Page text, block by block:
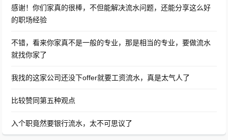
感谢！你们家真的很棒，不但能解决流水问题，还能分享这么好
的职场经验
不错，看来你家真不是一般的专业，那是相当的专业，要做流水
就找你家了
我找的这家公司还没下offer就要工资流水，真是太气人了
比较赞同第五种观点
入个职竟然要银行流水，太不可思议了